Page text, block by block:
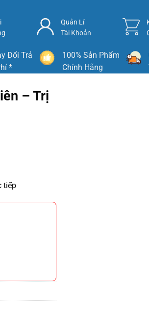
Quản Lí
Tài Khoản
Đổi Trả
*
100% Sản Phẩm
Chính Hãng
– Trị
tiếp